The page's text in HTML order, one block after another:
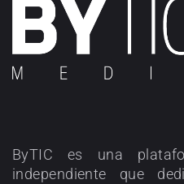
ByTIC es una
independiente que